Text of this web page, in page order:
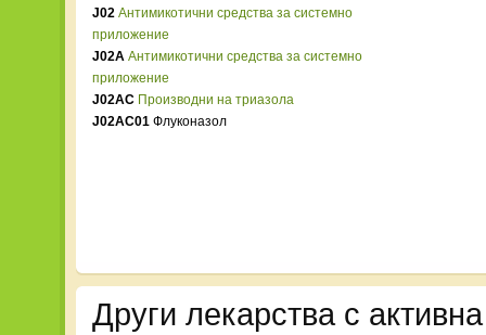
J02 Антимикотични средства за системно
приложение
J02A Антимикотични средства за системно
приложение
J02AC Производни на триазола
J02AC01 Флуконазол
Други лекарства с